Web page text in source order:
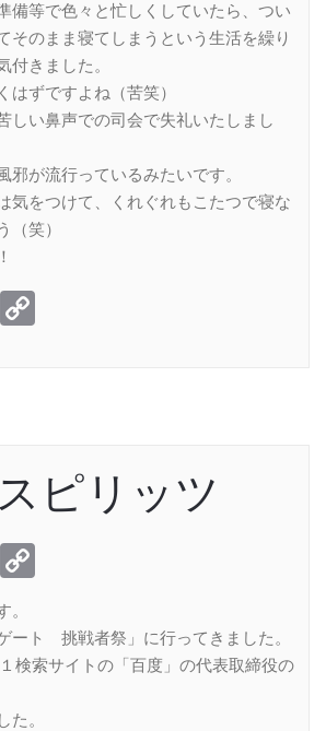
備等で色々と忙しくしていたら、つい
そのまま寝てしまうという生活を繰り
付きました。
はずですよね（苦笑）
しい鼻声での司会で失礼いたしまし
邪が流行っているみたいです。
気をつけて、くれぐれもこたつで寝な
（笑）
Line
ピリッツ
Line
。
ート 挑戦者祭」に行ってきました。
検索サイトの「百度」の代表取締役の
た。